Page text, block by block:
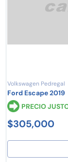
Volkswagen Pedregal
Ford Escape 2019
PRECIO
$305,000